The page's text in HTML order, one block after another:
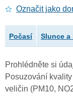
Označit jako
Počasí Slunce a
Prohlédněte si
Posuzování
veličin (PM10,